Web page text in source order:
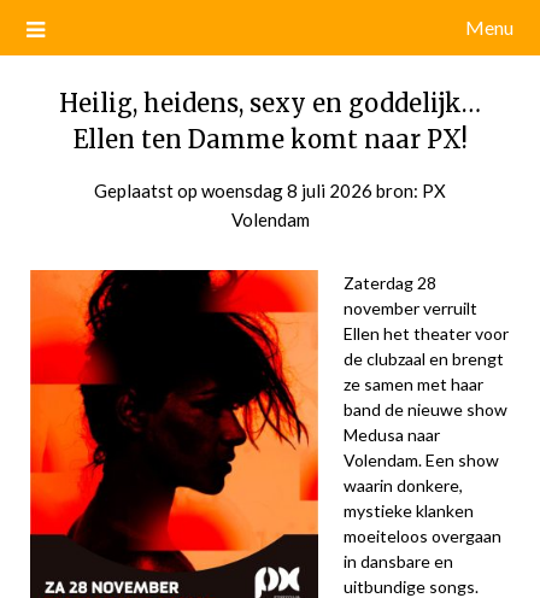
Menu
Heilig, heidens, sexy en goddelijk…
Ellen ten Damme komt naar PX!
Geplaatst op woensdag 8 juli 2026 door
bron: PX
Volendam
Zaterdag 28
november verruilt
Ellen het theater voor
de clubzaal en brengt
ze samen met haar
band de nieuwe show
Medusa naar
Volendam. Een show
waarin donkere,
mystieke klanken
moeiteloos overgaan
in dansbare en
uitbundige songs.